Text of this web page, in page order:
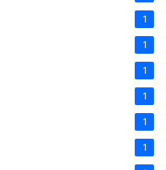
1
1
1
1
1
1